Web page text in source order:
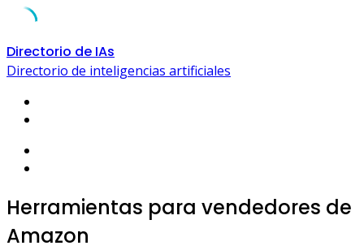
Skip
to
Directorio de IAs
Directorio de inteligencias artificiales
Herramientas para vendedores de
Amazon